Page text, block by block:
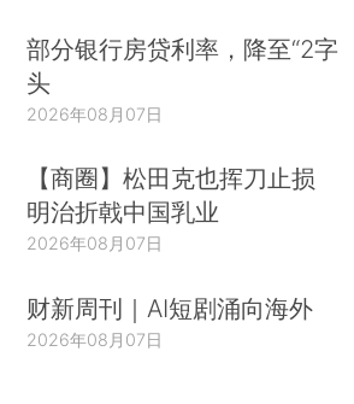
部分银行房贷利率，降至“2字
头
2026年08月07日
【商圈】松田克也挥刀止损
明治折戟中国乳业
2026年08月07日
财新周刊｜AI短剧涌向海外
2026年08月07日